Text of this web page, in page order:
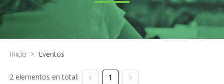
Inicio > Eventos
2 elementos en total: 1